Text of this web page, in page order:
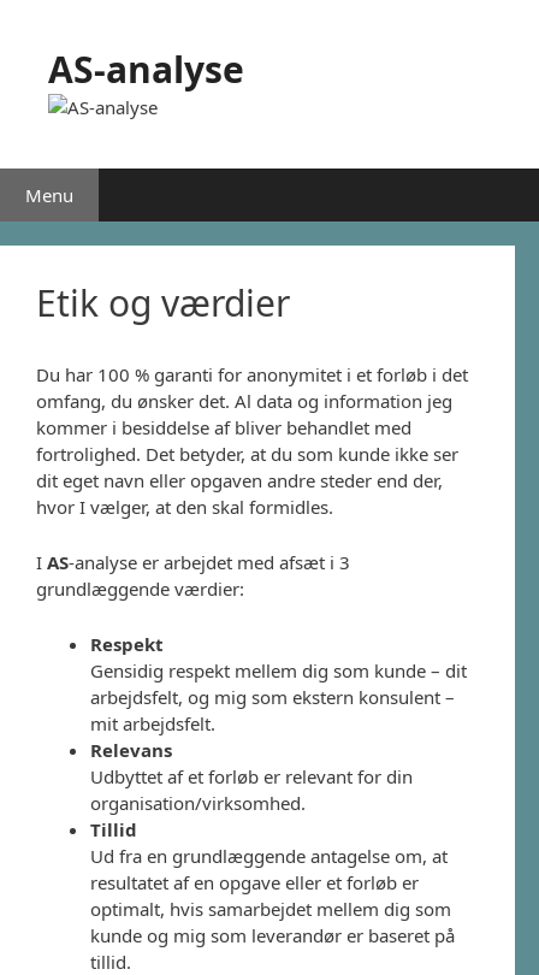
indholdAS-analyse
Menu
Etik og værdier
Du har 100 % garanti for anonymitet i et forløb i det
omfang, du ønsker det. Al data og information jeg
kommer i besiddelse af bliver behandlet med
fortrolighed. Det betyder, at du som kunde ikke ser
dit eget navn eller opgaven andre steder end der,
hvor I vælger, at den skal formidles.
I AS-analyse er arbejdet med afsæt i 3
grundlæggende værdier:
Respekt
Gensidig respekt mellem dig som kunde – dit
arbejdsfelt, og mig som ekstern konsulent –
mit arbejdsfelt.
Relevans
Udbyttet af et forløb er relevant for din
organisation/virksomhed.
Tillid
Ud fra en grundlæggende antagelse om, at
resultatet af en opgave eller et forløb er
optimalt, hvis samarbejdet mellem dig som
kunde og mig som leverandør er baseret på
tillid.